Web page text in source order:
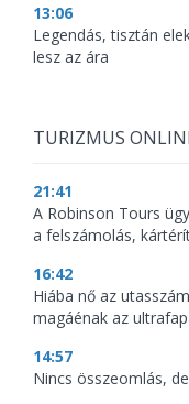
13:06
Legendás, tisztán
lesz az ára
TURIZMUS
21:41
A Robinson Tours
a felszámolás,
16:42
Hiába nő az
magáénak az
14:57
Nincs összeomlás,